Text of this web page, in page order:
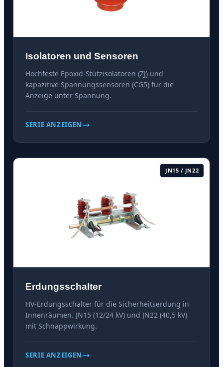
Isolatoren und Sensoren
Hochfeste Epoxid-Stützisolatoren (ZJ) und
kapazitive Spannungssensoren (CG5) für die
Anzeige unter Spannung.
SERIE ANZEIGEN
JN15 / JN22
Erdungsschalter
HV-Erdungsschalter für die Sicherheitserdung in
Innenräumen. JN15 (12/24 kV) und JN22 (40,5 kV)
mit Schnappwirkung.
SERIE ANZEIGEN